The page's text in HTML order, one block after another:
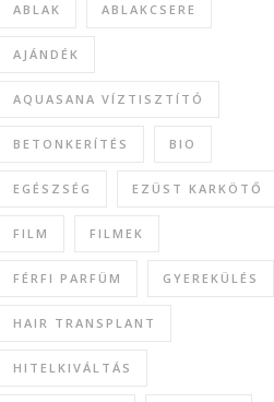
ABLAK ABLAKCSERE
AJÁNDÉK
AQUASANA VÍZTISZTÍTÓ
BETONKERÍTÉS BIO
EGÉSZSÉG EZÜST KARKÖTŐ
FILM FILMEK
FÉRFI PARFÜM GYEREKÜLÉS
HAIR TRANSPLANT
HITELKIVÁLTÁS